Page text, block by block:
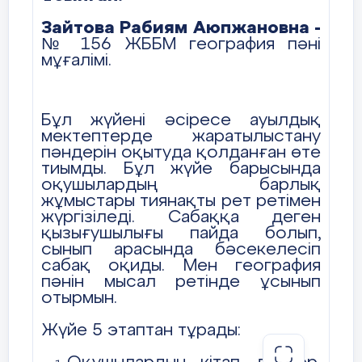
ке оқитын бала 30 балл. Одан
төмен болса бағасы 2.
Сыныптағы ең нашар оқушы деп
оқушы оқу құралдарын
әкелмеген, тәртібі нашар,
дәптерінде жазулар жоқ оқушы
деген сөз.
Балл қою төмендегідей
таблицаға түсіріледі.
атлас
Зайтова Рабиям Аюпжановна -
№ 156 ЖББМ география пәні
мұғалімі.
Бұл жүйені әсіресе ауылдық
мектептерде жаратылыстану
пәндерін оқытуда қолданған өте
тиымды. Бұл жүйе барысында
оқушылардың барлық
жұмыстары тиянақты рет ретімен
жүргізіледі. Сабаққа деген
қызығушылығы пайда болып,
сынып арасында бәсекелесіп
сабақ оқиды. Мен география
пәнін мысал ретінде ұсынып
отырмын.
Жүйе 5 этаптан тұрады: